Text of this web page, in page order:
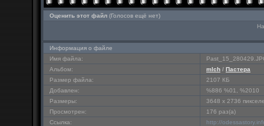
Оценить этот файл (Голосов ещё нет)
Информация о файле
Имя файла:
Альбом:
mlch / Пастера
Размер файла:
2107 КБ
Добавлен:
%886 %01, %2010
Размеры:
3648 x 2736
Просмотрен:
176 раз(а)
Ссылка:
http://